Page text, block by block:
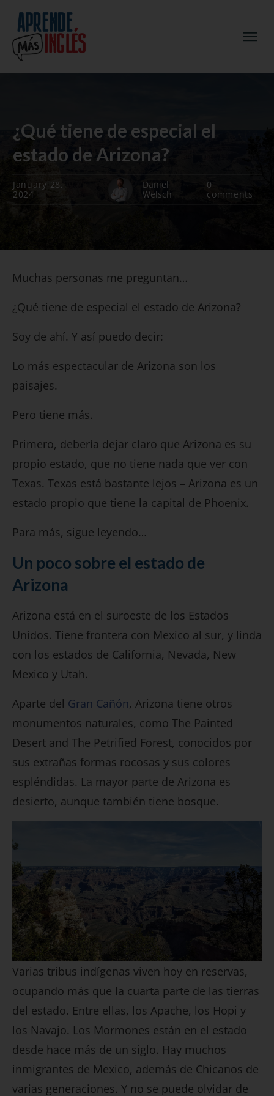
¿Qué tiene de especial el
estado de Arizona?
January 28,
2024
Daniel
Welsch
0
comments
Muchas personas me preguntan…
¿Qué tiene de especial el estado de Arizona?
Soy de ahí. Y así puedo decir:
Lo más espectacular de Arizona son los
paisajes.
Pero tiene más.
Primero, debería dejar claro que Arizona es su
propio estado, que no tiene nada que ver con
Texas. Texas está bastante lejos – Arizona es un
estado propio que tiene la capital de Phoenix.
Para más, sigue leyendo…
Un poco sobre el estado de
Arizona
Arizona está en el suroeste de los Estados
Unidos. Tiene frontera con Mexico al sur, y linda
con los estados de California, Nevada, New
Mexico y Utah.
Aparte del Gran Cañón, Arizona tiene otros
monumentos naturales, como The Painted
Desert and The Petrified Forest, conocidos por
sus extrañas formas rocosas y sus colores
espléndidas. La mayor parte de Arizona es
desierto, aunque también tiene bosque.
Varias tribus indígenas viven hoy en reservas,
ocupando más que la cuarta parte de las tierras
del estado. Entre ellas, los Apache, los Hopi y
los Navajo. Los Mormones están en el estado
desde hace más de un siglo. Hay muchos
inmigrantes de Mexico, además de Chicanos de
varias generaciones. Y no se puede olvidar de